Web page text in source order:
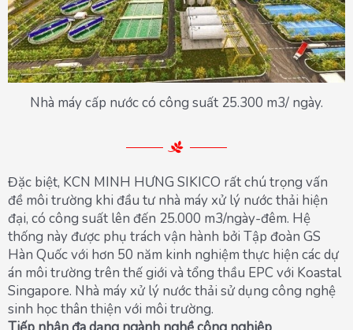
Nhà máy cấp nước có công suất 25.300 m3/ ngày.
Đặc biệt, KCN MINH HƯNG SIKICO rất chú trọng vấn
đề môi trường khi đầu tư nhà máy xử lý nước thải hiện
đại, có công suất lên đến 25.000 m3/ngày-đêm. Hệ
thống này được phụ trách vận hành bởi Tập đoàn GS
Hàn Quốc với hơn 50 năm kinh nghiệm thực hiện các dự
án môi trường trên thế giới và tổng thầu EPC với Koastal
Singapore. Nhà máy xử lý nước thải sử dụng công nghệ
sinh học thân thiện với môi trường.